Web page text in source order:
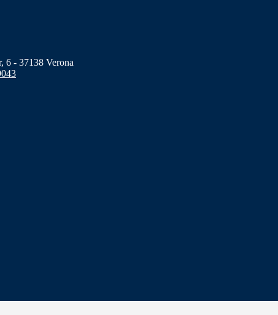
6 - 37138 Verona